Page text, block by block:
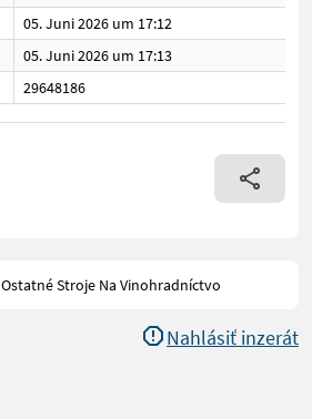
05. Juni 2026 um 17:12
05. Juni 2026 um 17:13
29648186
Ostatné Stroje Na Vinohradníctvo
Nahlásiť inzerát